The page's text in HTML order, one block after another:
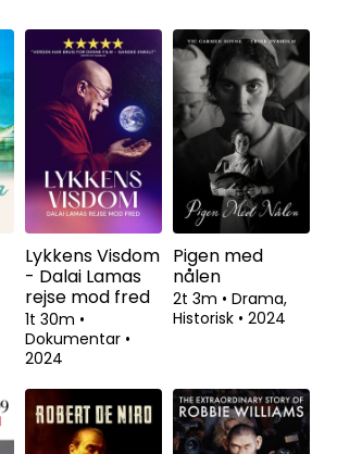
Lykkens Visdom
- Dalai Lamas
rejse mod fred
1t 30m •
Dokumentar •
2024
Pigen med
nålen
2t 3m • Drama,
Historisk • 2024